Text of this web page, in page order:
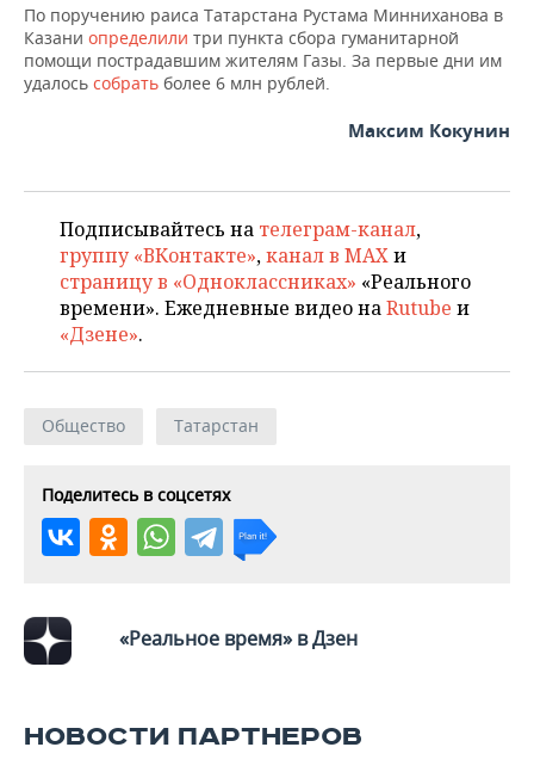
По поручению раиса Татарстана Рустама Минниханова в
Казани определили три пункта сбора гуманитарной
помощи пострадавшим жителям Газы. За первые дни им
удалось собрать более 6 млн рублей.
Максим Кокунин
Подписывайтесь на телеграм-канал,
группу «ВКонтакте»,канал в MAXи
страницу в «Одноклассниках» «Реального
времени». Ежедневные видео наRutube и
«Дзене».
Общество Татарстан
Поделитесь в соцсетях
«Реальное время» в Дзен
НОВОСТИ ПАРТНЕРОВ